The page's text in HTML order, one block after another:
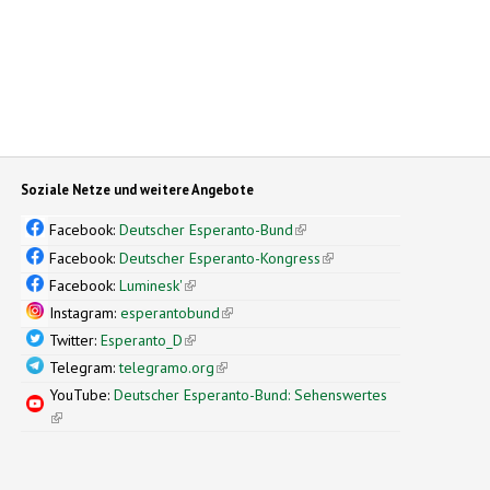
Soziale Netze und weitere Angebote
Facebook:Deutscher Esperanto-Bund(link is external)
Facebook:Deutscher Esperanto-Kongress(link is external)
Facebook:Luminesk'(link is external)
Instagram:esperantobund(link is external)
Twitter:Esperanto_D(link is external)
Telegram:telegramo.org(link is external)
YouTube:Deutscher Esperanto-Bund: Sehenswertes
(link is external)